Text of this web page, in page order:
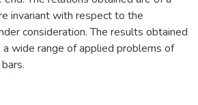
invariant with respect to the
consideration. The results obtained
wide range of applied problems of